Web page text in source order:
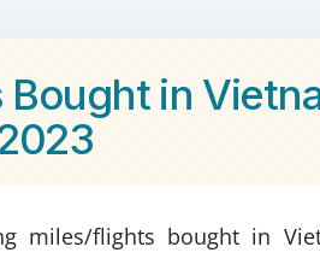
in
miles/flights bought in